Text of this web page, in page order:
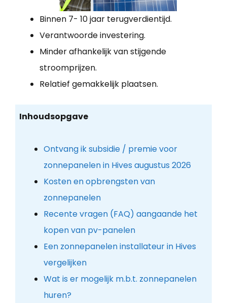
Binnen 7- 10 jaar terugverdientijd.
Verantwoorde investering.
Minder afhankelijk van stijgende
stroomprijzen.
Relatief gemakkelijk plaatsen.
Inhoudsopgave
Ontvang ik subsidie / premie voor
zonnepanelen in Hives augustus 2026
Kosten en opbrengsten van
zonnepanelen
Recente vragen (FAQ) aangaande het
kopen van pv-panelen
Een zonnepanelen installateur in Hives
vergelijken
Wat is er mogelijk m.b.t. zonnepanelen
huren?